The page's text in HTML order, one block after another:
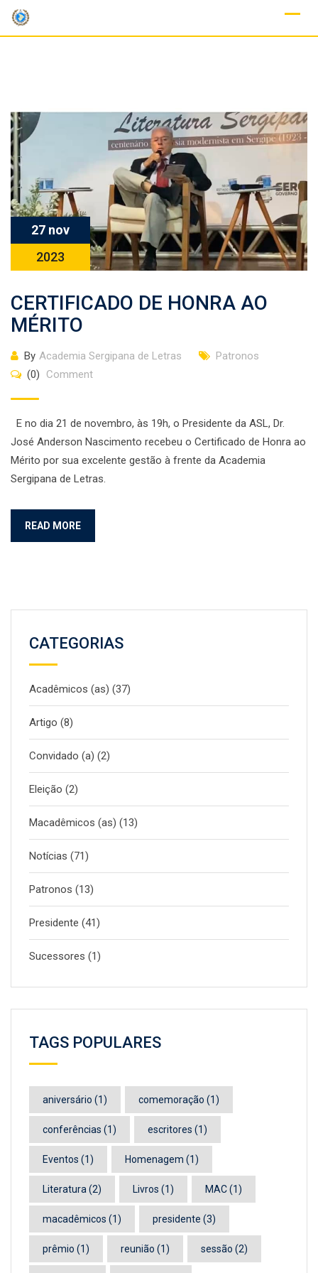
Skip
27 nov
2023
CERTIFICADO DE HONRA AO
MÉRITO
By Academia Sergipana de Letras
Patronos
(0)
Comment
E no dia 21 de novembro, às 19h, o Presidente da ASL, Dr.
José Anderson Nascimento recebeu o Certificado de Honra ao
Mérito por sua excelente gestão à frente da Academia
Sergipana de Letras.
READ MORE
CATEGORIAS
Acadêmicos (as) (37)
Artigo (8)
Convidado (a) (2)
Eleição (2)
Macadêmicos (as) (13)
Notícias (71)
Patronos (13)
Presidente (41)
Sucessores (1)
TAGS POPULARES
aniversário (1) comemoração (1)
conferências (1) escritores (1)
Eventos (1) Homenagem (1)
Literatura (2) Livros (1) MAC(1)
macadêmicos (1) presidente (3)
prêmio (1) reunião (1) sessão (2)